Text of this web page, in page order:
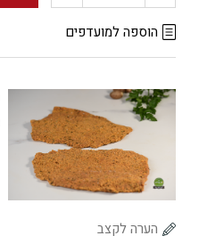
של
שייטל
"חי
בריא"
הוספה למועדפים